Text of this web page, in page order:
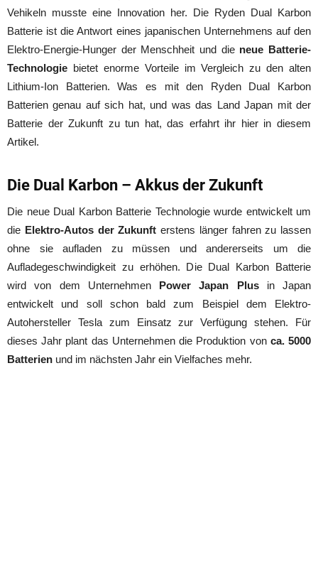
Vehikeln musste eine Innovation her. Die Ryden Dual Karbon
Batterie ist die Antwort eines japanischen Unternehmens auf den
Elektro-Energie-Hunger der Menschheit und die neue Batterie-
Technologie bietet enorme Vorteile im Vergleich zu den alten
Lithium-Ion Batterien. Was es mit den Ryden Dual Karbon
Batterien genau auf sich hat, und was das Land Japan mit der
Batterie der Zukunft zu tun hat, das erfahrt ihr hier in diesem
Artikel.
Die Dual Karbon – Akkus der Zukunft
Die neue Dual Karbon Batterie Technologie wurde entwickelt um
die Elektro-Autos der Zukunft erstens länger fahren zu lassen
ohne sie aufladen zu müssen und andererseits um die
Aufladegeschwindigkeit zu erhöhen. Die Dual Karbon Batterie
wird von dem Unternehmen Power Japan Plusin Japan
entwickelt und soll schon bald zum Beispiel dem Elektro-
Autohersteller Tesla zum Einsatz zur Verfügung stehen. Für
dieses Jahr plant das Unternehmen die Produktion vonca. 5000
Batterien und im nächsten Jahr ein Vielfaches mehr.